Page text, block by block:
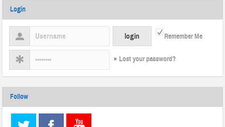
Login
Remember Me
Lost your password?
Follow